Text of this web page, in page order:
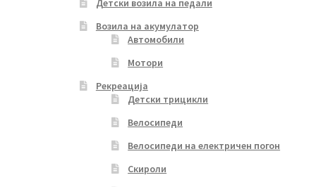
Детски возила на педали
Возила на акумулатор
Автомобили
Мотори
Рекреација
Детски трицикли
Велосипеди
Велосипеди на електричен погон
Скироли